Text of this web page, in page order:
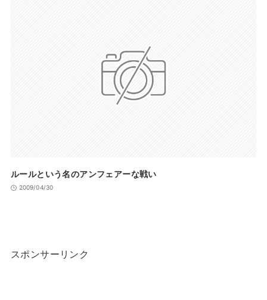
ルールという名のアンフェアーな戦い
2009/04/30
スポンサーリンク